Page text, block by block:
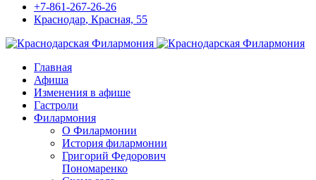
+7-861-267-26-26
Краснодар, Красная, 55
Главная
Афиша
Изменения в афише
Гастроли
Филармония
О Филармонии
История филармонии
Григорий Федорович
Пономаренко